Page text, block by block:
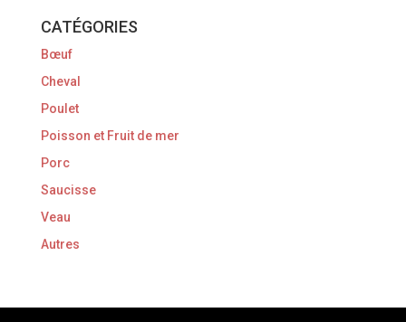
CATÉGORIES
Bœuf
Cheval
Poulet
Poisson et Fruit de mer
Porc
Saucisse
Veau
Autres